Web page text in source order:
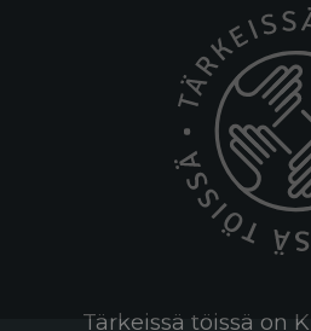
Julkisalan
Tärkeissä töissä on